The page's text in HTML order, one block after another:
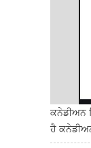
ਕਨੇਡੀਅਨ
ਹੈ